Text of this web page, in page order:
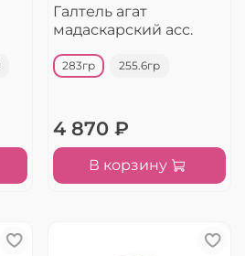
Галтель агат
мадаскарский асс.
283гр 255.6гр
4 870 ₽
В корзину